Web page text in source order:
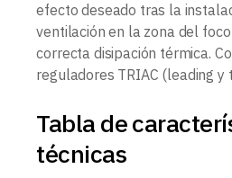
efecto deseado tras la
ventilación en la zona del
correcta disipación térmica.
reguladores TRIAC (leading y
Tabla de
técnicas